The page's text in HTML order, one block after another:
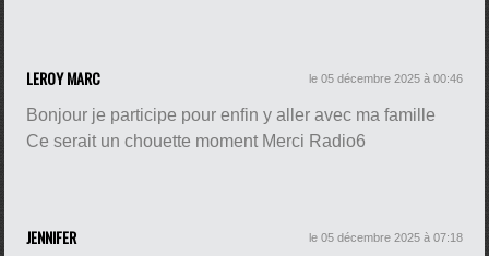
LEROY MARC le 05 décembre 2025 à 00:46
Bonjour je participe pour enfin y aller avec ma famille
Ce serait un chouette moment Merci Radio6
JENNIFER le 05 décembre 2025 à 07:18